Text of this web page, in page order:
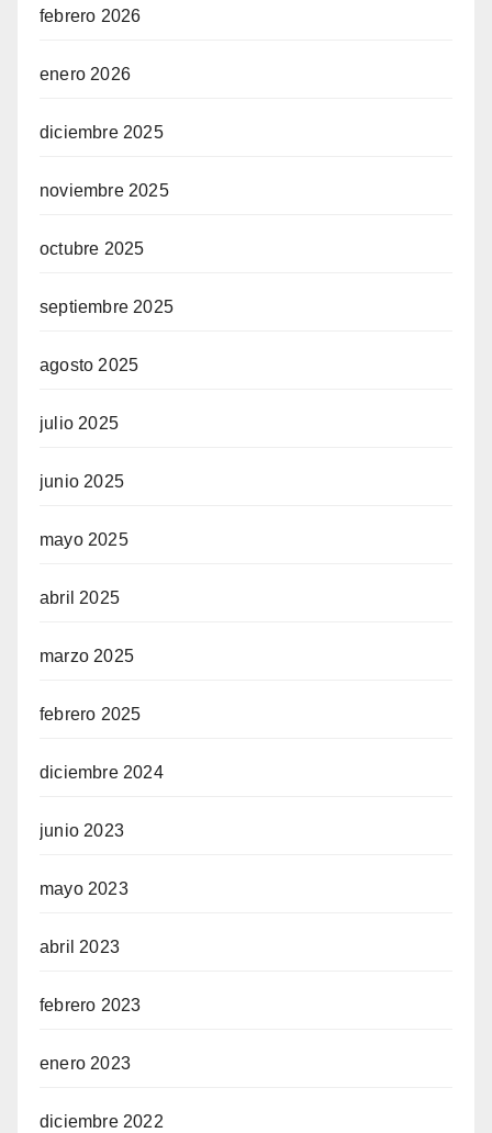
febrero 2026
enero 2026
diciembre 2025
noviembre 2025
octubre 2025
septiembre 2025
agosto 2025
julio 2025
junio 2025
mayo 2025
abril 2025
marzo 2025
febrero 2025
diciembre 2024
junio 2023
mayo 2023
abril 2023
febrero 2023
enero 2023
diciembre 2022